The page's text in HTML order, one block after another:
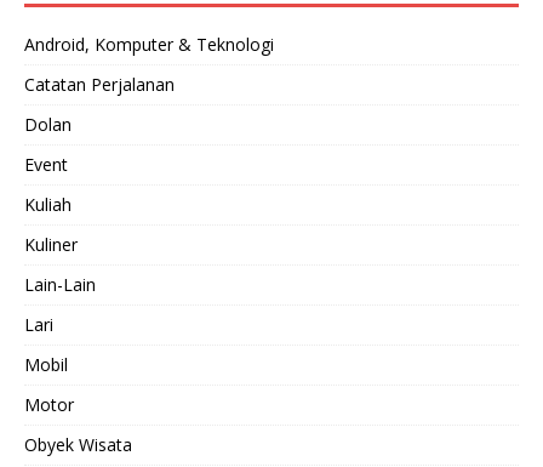
Android, Komputer & Teknologi
Catatan Perjalanan
Dolan
Event
Kuliah
Kuliner
Lain-Lain
Lari
Mobil
Motor
Obyek Wisata